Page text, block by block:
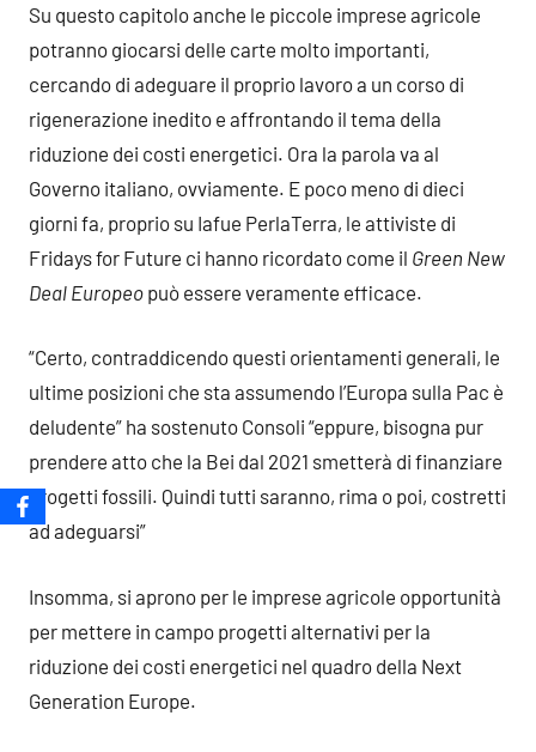
Su questo capitolo anche le piccole imprese agricole
potranno giocarsi delle carte molto importanti,
cercando di adeguare il proprio lavoro a un corso di
rigenerazione inedito e affrontando il tema della
riduzione dei costi energetici. Ora la parola va al
Governo italiano, ovviamente. E poco meno di dieci
giorni fa, proprio su Iafue PerlaTerra, le attiviste di
Fridays for Future ci hanno ricordato come il Green New
Deal Europeo può essere veramente efficace.
“Certo, contraddicendo questi orientamenti generali, le
ultime posizioni che sta assumendo l’Europa sulla Pac è
deludente” ha sostenuto Consoli “eppure, bisogna pur
prendere atto che la Bei dal 2021 smetterà di finanziare
progetti fossili. Quindi tutti saranno, rima o poi, costretti
ad adeguarsi”
Insomma, si aprono per le imprese agricole opportunità
per mettere in campo progetti alternativi per la
riduzione dei costi energetici nel quadro della Next
Generation Europe.